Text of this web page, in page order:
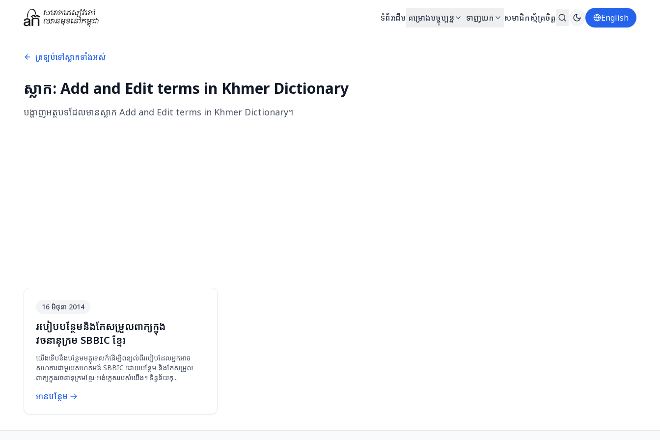
ទំព័រដើម គម្រោងបច្ចុប្បន្ន ទាញយក សមាជិកស្ម័គ្រចិត្ត English
ត្រឡប់ទៅស្លាកទាំងអស់
ស្លាក: Add and Edit terms in Khmer Dictionary
បង្ហាញអត្ថបទដែលមានស្លាក Add and Edit terms in Khmer Dictionary។
16 មិថុនា 2014
របៀបបន្ថែមនិងកែសម្រួលពាក្យក្នុង
វចនានុក្រម SBBIC ខ្មែរ
យើងទើបនឹងបន្ថែមមគ្គុទេសក៍ដើម្បីពន្យល់ពីរបៀបដែលអ្នកអាច
សហការជាមួយសហគមន៍ SBBIC ដោយបន្ថែម និងកែសម្រួល
ពាក្យក្នុងវចនានុក្រមខ្មែរ-អង់គ្លេសរបស់យើង។ ទិន្នន័យក្...
អានបន្ថែម